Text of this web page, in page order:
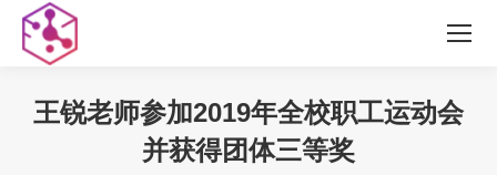
王锐老师参加2019年全校职工运动会
并获得团体三等奖